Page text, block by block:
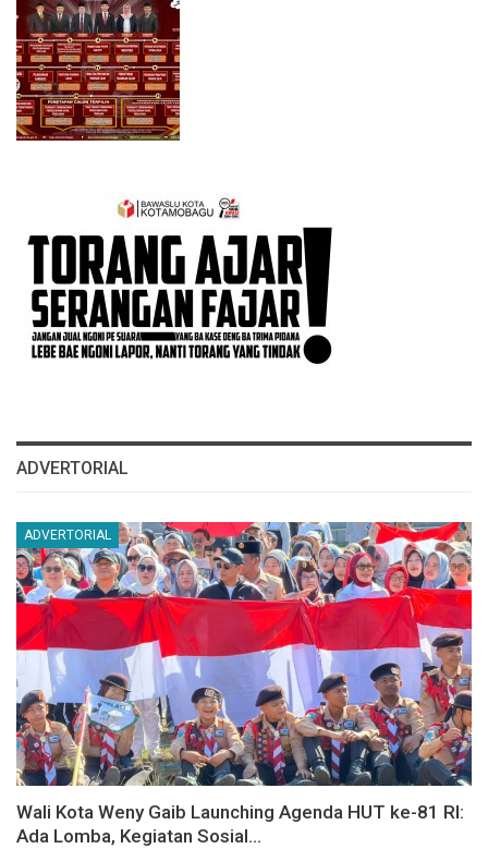
ADVERTORIAL
ADVERTORIAL
Wali Kota Weny Gaib Launching Agenda HUT ke-81 RI:
Ada Lomba, Kegiatan Sosial…